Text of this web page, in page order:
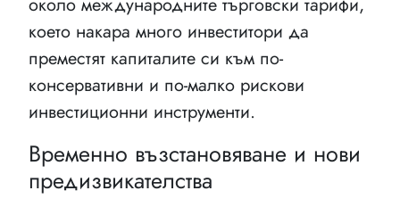
което накара много инвеститори да
преместят капиталите си към по-
консервативни и по-малко рискови
инвестиционни инструменти.
Временно възстановяване и нови
предизвикателства